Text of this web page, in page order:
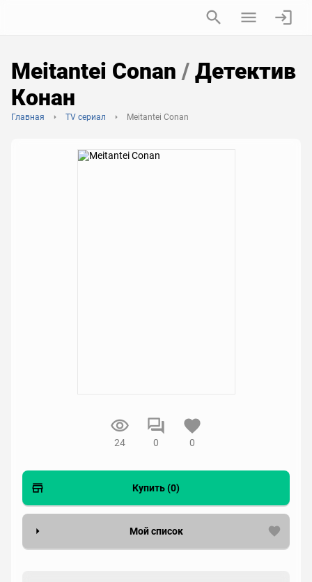
Meitantei Conan / Детектив
Конан
Главная TV сериал Meitantei Conan
24 0 0
Купить (0)
Мой список